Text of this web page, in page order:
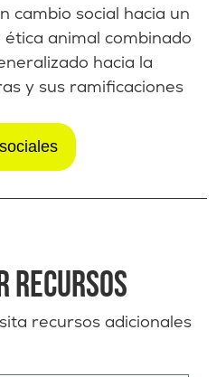
cambio social hacia un
animal combinado
hacia la
y sus ramificaciones
RECURSOS
recursos adicionales